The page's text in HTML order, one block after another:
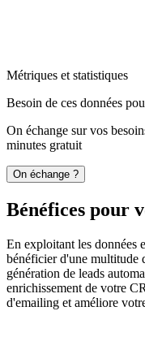
Métriques et statistiques
Besoin de ces données
On échange sur vos
minutes gratuit
On échange ?
Bénéfices pour
En exploitant les données
bénéficier d'une multitude
génération de leads
enrichissement de votre
d'emailing et améliore